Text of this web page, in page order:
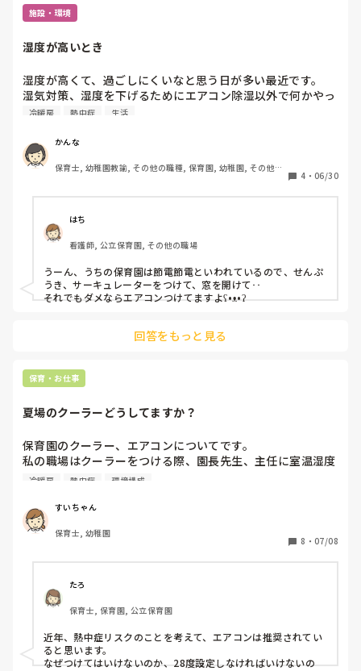
施設・環境
湿度が高いとき
湿度が高くて、過ごしにくいなと思う日が多い最近です。
湿気対策、湿度を下げるためにエアコン除湿以外で何かやっ
ていることってありますか？
冷暖房 熱中症 生活
かんな
保育士, 幼稚園教諭, その他の職種, 保育園, 幼稚園, その他の
4 ・ 06/30
はち
看護師, 公立保育園, その他の職場
うーん、うちの保育園は節電節電といわれているので、せんぷ
うき、サーキュレーターをつけて、窓を開けて‥
それでもダメならエアコンつけてますよʕ•ᴥ•ʔ
回答をもっと見る
保育・お仕事
夏場のクーラーどうしてますか？
保育園のクーラー、エアコンについてです。
私の職場はクーラーをつける際、園長先生、主任に室温湿度
を報告してつけてよいか確認しなければなりません。
園長先生の体感で今日そんな暑くないからクーラーは必要か
とクーラーを消されることもあります。
クーラーをつけるのもなかなか勇気が入り、お昼寝まではつ
けていません。
ほかの職場ではどうですか。。？
7月上旬はクーラーをつけないべきですか？？
冷暖房 熱中症 環境構成
すいちゃん
保育士, 幼稚園
8 ・ 07/08
たろ
保育士, 保育園, 公立保育園
近年、熱中症リスクのことを考えて、エアコンは推奨されてい
ると思います。
なぜつけてはいけないのか、28度設定しなければいけないの